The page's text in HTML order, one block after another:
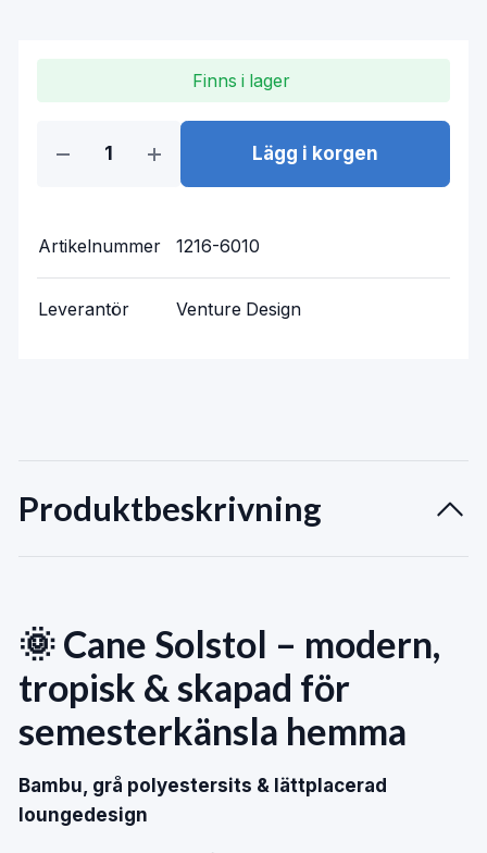
Finns i lager
Lägg i korgen
Artikelnummer 1216-6010
Leverantör Venture Design
Produktbeskrivning
🌞 Cane Solstol – modern,
tropisk & skapad för
semesterkänsla hemma
Bambu, grå polyestersits & lättplacerad
loungedesign